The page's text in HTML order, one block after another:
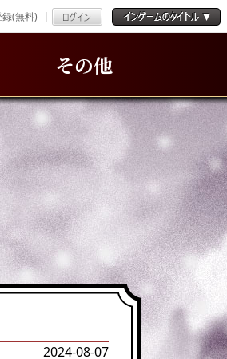
(無料)
その他
2024-08-07